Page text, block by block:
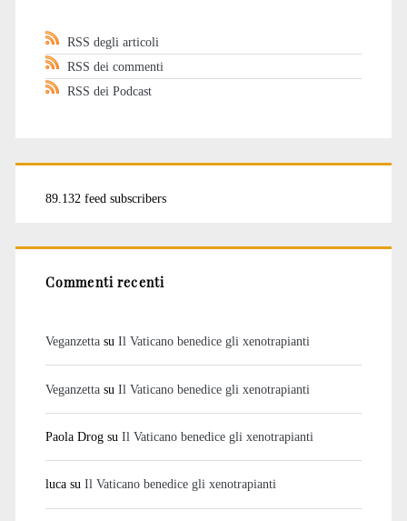
RSS degli articoli
RSS dei commenti
RSS dei Podcast
89.132 feed subscribers
Commenti recenti
Veganzettasu Il Vaticano benedice gli xenotrapianti
Veganzettasu Il Vaticano benedice gli xenotrapianti
Paola Drogsu Il Vaticano benedice gli xenotrapianti
lucasu Il Vaticano benedice gli xenotrapianti